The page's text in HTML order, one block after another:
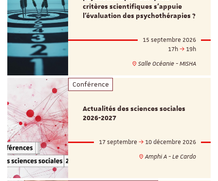
critères scientifiques s'appuie
l'évaluation des psychothérapies ?
15 septembre 2026
17h
19h
Salle Océanie - MISHA
Conférence
Actualités des sciences sociales
2026-2027
17 septembre
10 décembre 2026
Amphi A - Le Cardo